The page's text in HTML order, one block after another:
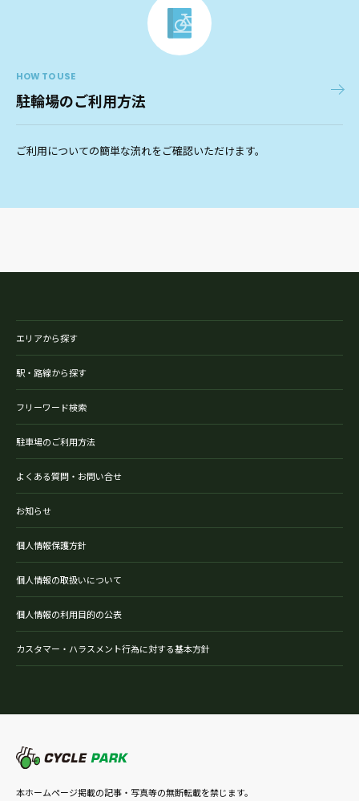
HOW TO USE
駐輪場のご利用方法
ご利用についての簡単な流れをご確認いただけます。
エリアから探す
駅・路線から探す
フリーワード検索
駐車場のご利用方法
よくある質問・お問い合せ
お知らせ
個人情報保護方針
個人情報の取扱いについて
個人情報の利用目的の公表
カスタマー・ハラスメント行為に対する基本方針
本ホームページ掲載の記事・写真等の無断転載を禁じます。